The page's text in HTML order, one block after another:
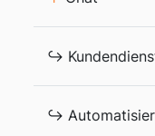
↪
↪